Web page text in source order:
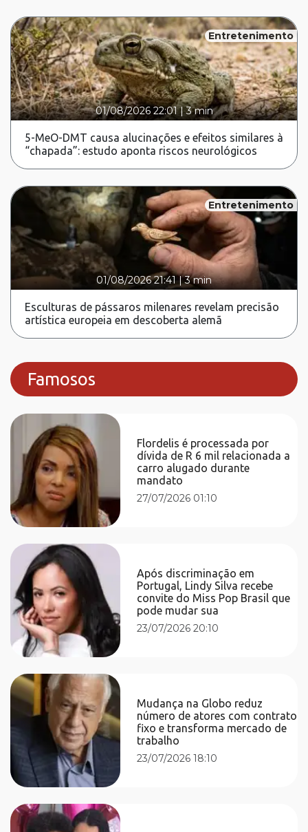
Entretenimento
01/08/2026 22:01|3 min
5-MeO-DMT causa alucinações e efeitos similares à
“chapada”: estudo aponta riscos neurológicos
Entretenimento
01/08/2026 21:41 |3 min
Esculturas de pássaros milenares revelam precisão
artística europeia em descoberta alemã
Famosos
Flordelis é processada por
dívida de R 6 mil relacionada a
carro alugado durante
mandato
27/07/2026 01:10
Após discriminação em
Portugal, Lindy Silva recebe
convite do Miss Pop Brasil que
pode mudar sua
23/07/2026 20:10
Mudança na Globo reduz
número de atores com contrato
fixo e transforma mercado de
trabalho
23/07/2026 18:10